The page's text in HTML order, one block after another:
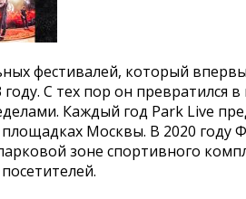
фестивалей, который
С тех пор он превратился
Каждый год Park Live
Москвы. В 2020 году
зоне спортивного